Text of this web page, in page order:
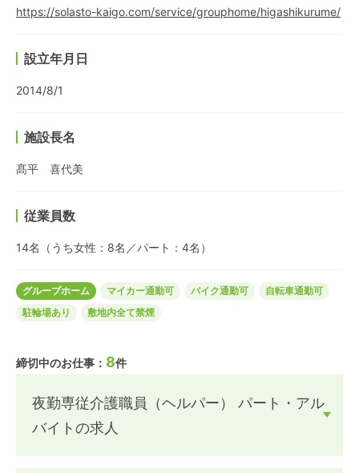
https://solasto-kaigo.com/service/grouphome/higashikurume/
設立年月日
2014/8/1
施設長名
髙平 喜代美
従業員数
14名（うち女性：8名／パート：4名）
グループホーム マイカー通勤可 バイク通勤可
自転車通勤可
駐輪場あり
敷地内全て禁煙
締切中のお仕事： 8件
夜勤専従介護職員（ヘルパー） パート・アル
バイトの求人